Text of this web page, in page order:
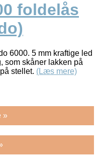
foldelås
6000. 5 mm kraftige led
som skåner lakken på
stellet. (Læs mere)
»